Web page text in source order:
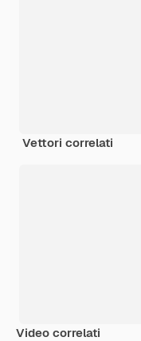
Vettori correlati
Video correlati